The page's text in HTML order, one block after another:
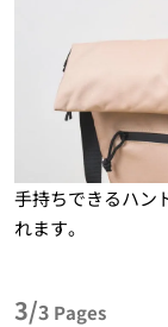
手持ちできるハン
れます。
3/3 Pages